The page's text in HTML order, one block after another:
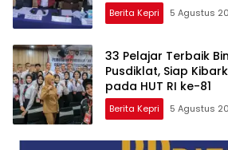
Berita Kepri 5 Agustus
33 Pelajar Terbaik
Pusdiklat, Siap
pada HUT RI ke-81
Berita Kepri 5 Agustus